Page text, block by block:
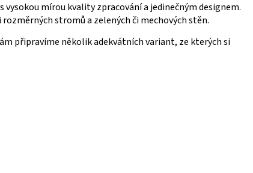
mírou kvality zpracování a jedinečným designem.
stromů a zelených či mechových stěn.
připravíme několik adekvátních variant, ze kterých si